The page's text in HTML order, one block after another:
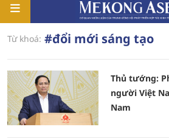
Từ khoá: #đổi mới sáng tạo
Thủ tướng:
người Việt
Nam